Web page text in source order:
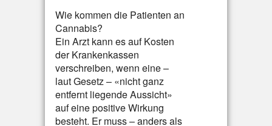
Wie kommen die Patienten an
Cannabis?
Ein Arzt kann es auf Kosten
der Krankenkassen
verschreiben, wenn eine –
laut Gesetz – «nicht ganz
entfernt liegende Aussicht»
auf eine positive Wirkung
besteht. Er muss – anders als